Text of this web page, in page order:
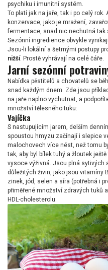
psychiku i imunitní systém.
To platí jak na jaře, tak i po celý
konzervace, jako je mražení,
fermentace, snad nic nechutná tak
Sezónní ingredience obvykle
Jsou-li lokální a šetrnými postupy
nižší. Prostě vyhrávají na celé čáře.
Jarní sezónní
Nabídka pěstitelů a chovatelů se
snad každým dnem. Zde jsou
na jaře naplno vychutnat, a
množství tělesného tuku:
Vajíčka
S nastupujícím jarem, delším
spoustou hmyzu začínají i slepice
malochovech více nést, než tomu
tak, aby byl bílek tuhý a žloutek
vysoce výživná. Jsou plná sytivých
důležitých živin, jako jsou vitamíny
zinek, jód, selen a síra (potřebná i
přiměřené množství zdravých tuků
HDL-cholesterolu.